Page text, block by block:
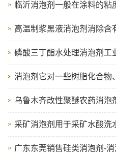
临沂消泡剂一般在涂料的粘
高温制浆黑液消泡剂消除含
磷酸三丁酯水处理消泡剂工
消泡剂它对一些树脂化合物
乌鲁木齐改性聚醚农药消泡
采矿消泡剂用于采矿水酸洗
广东东莞销售硅类消泡剂-